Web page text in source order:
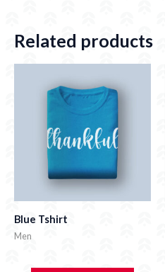
Related products
Blue Tshirt
Men